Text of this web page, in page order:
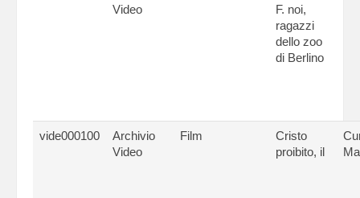
Video
F. noi,
ragazzi
dello zoo
di Berlino
vide000100
Archivio
Video
Film
Cristo
proibito, il